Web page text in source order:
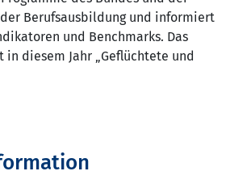
Berufsausbildung und informiert
und Benchmarks. Das
diesem Jahr „Geflüchtete und